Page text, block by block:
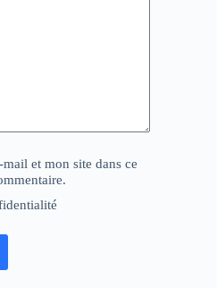
et mon site dans ce